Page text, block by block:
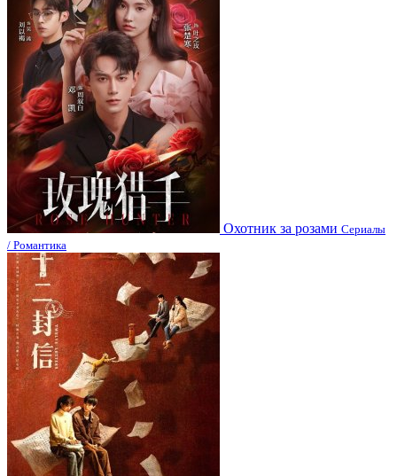
Охотник за розами Сериалы
/ Романтика